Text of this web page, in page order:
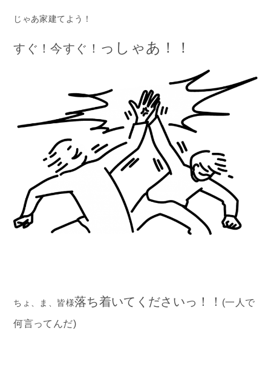
じゃあ家建てよう！
すぐ！今すぐ！ っしゃあ！！
ちょ、ま、皆様落ち着いてくださいっ！！ (一人で
何言ってんだ)